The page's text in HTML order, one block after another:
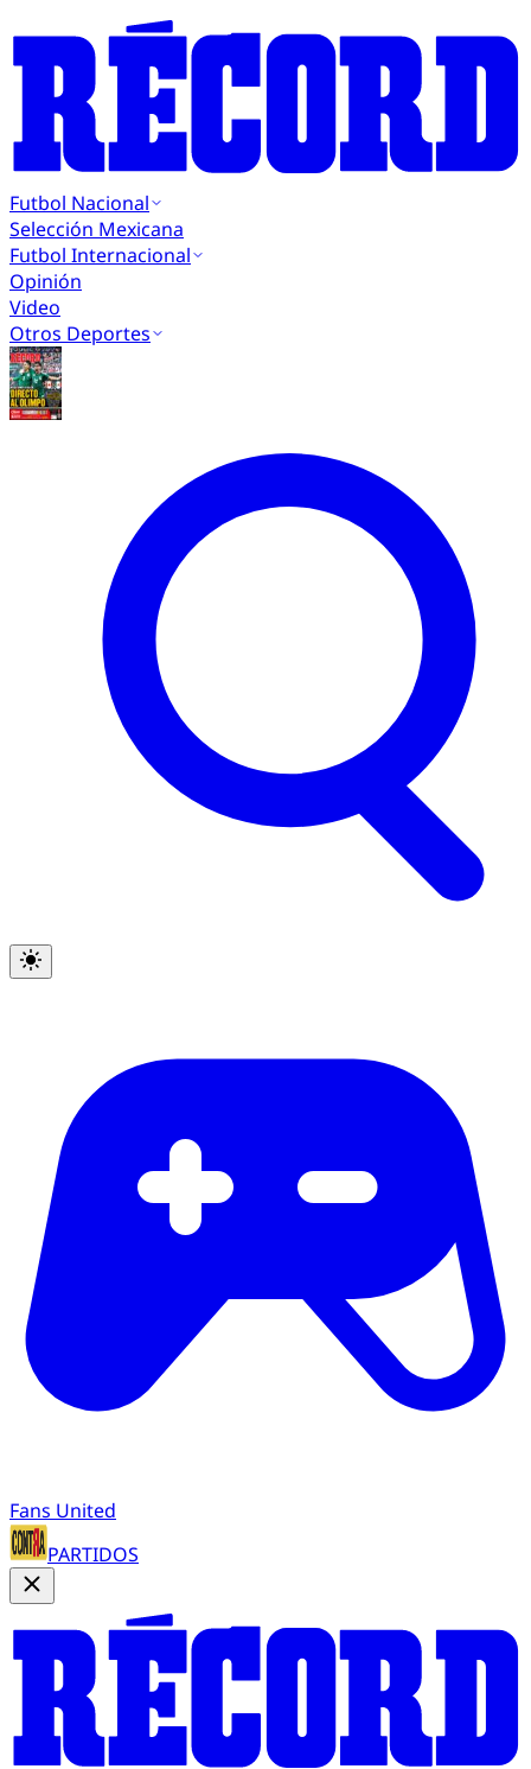
Futbol Nacional
Selección Mexicana
Futbol Internacional
Opinión
Video
Otros Deportes
Fans United
PARTIDOS